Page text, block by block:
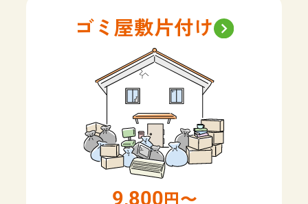
ゴミ屋敷片付け
9,800 円〜